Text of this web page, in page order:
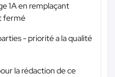
1A en remplaçant
fermé
- priorité a la qualité
la rédaction de ce